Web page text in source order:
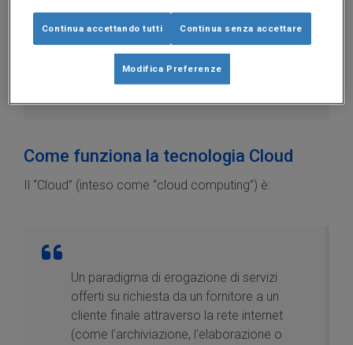
Scopri tutti i consigli per la rilevazione delle presenze
dei tuoi dipendenti.
Come funziona la tecnologia Cloud
Il “Cloud” (inteso come “cloud computing”) è:
Un paradigma di erogazione di servizi
offerti su richiesta da un fornitore a un
cliente finale attraverso la rete internet
(come l'archiviazione, l'elaborazione o
Continua accettando tutti Continua senza accettare
Modifica Preferenze